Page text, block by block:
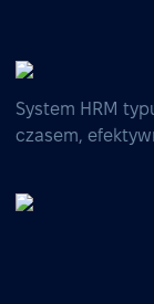
System HRM
czasem,